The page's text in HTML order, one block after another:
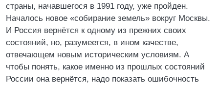
страны, начавшегося в 1991 году, уже пройден.
Началось новое «собирание земель» вокруг Москвы.
И Россия вернётся к одному из прежних своих
состояний, но, разумеется, в ином качестве,
отвечающем новым историческим условиям. А
чтобы понять, какое именно из прошлых состояний
России она вернётся, надо показать ошибочность